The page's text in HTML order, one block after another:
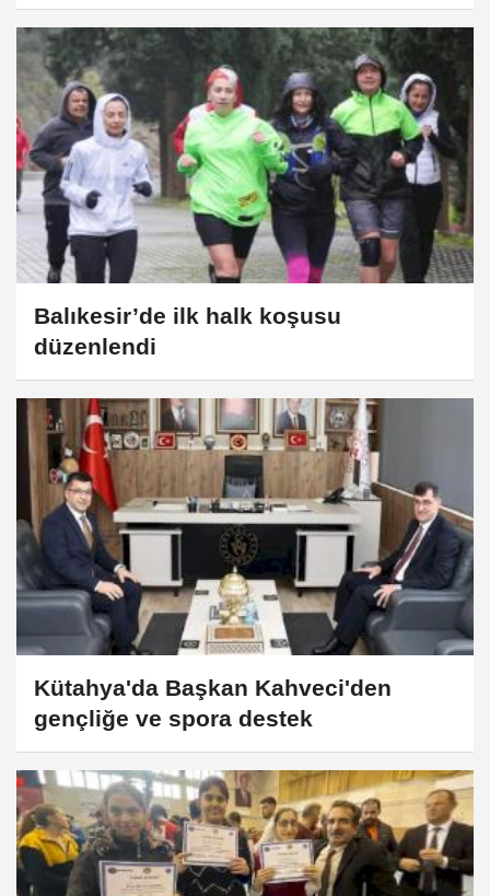
Balıkesir’de ilk halk koşusu
düzenlendi
Kütahya'da Başkan Kahveci'den
gençliğe ve spora destek